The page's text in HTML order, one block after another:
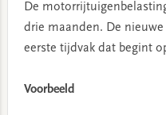
De
drie maanden. De
eerste tijdvak dat begint
Voorbeeld